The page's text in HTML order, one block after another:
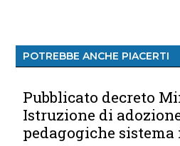
POTREBBE ANCHE PIACERTI
Pubblicato decreto
Istruzione di
pedagogiche